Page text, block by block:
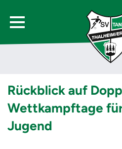
Rückblick auf
Wettkampftage
Jugend